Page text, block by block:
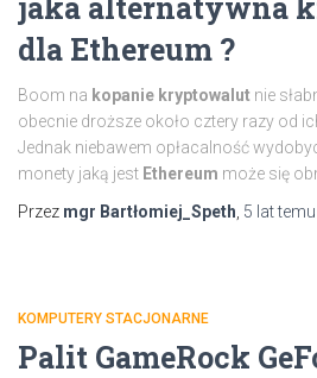
dla Ethereum ?
Boom na kopanie kryptowalut nie
obecnie droższe około cztery razy od
Jednak niebawem opłacalność
monety jaką jest Ethereum może się
Przez mgr Bartłomiej_Speth 5 lattemu
KOMPUTERY STACJONARNE
Palit GameRock